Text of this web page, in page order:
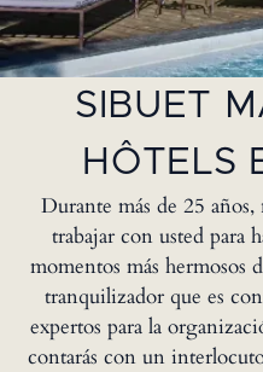
SIBUET
HÔTELS
Durante más de 25
trabajar con usted para
momentos más hermosos
tranquilizador que es
expertos para la
contarás con un